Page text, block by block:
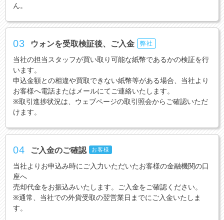
ん。
03 ウォンを受取検証後、ご入金 弊社
当社の担当スタッフが買い取り可能な紙幣であるかの検証を行
います。
申込金額との相違や買取できない紙幣等がある場合、当社より
お客様へ電話またはメールにてご連絡いたします。
※取引進捗状況は、ウェブページの取引照会からご確認いただ
けます。
04 ご入金のご確認 お客様
当社よりお申込み時にご入力いただいたお客様の金融機関の口
座へ
売却代金をお振込みいたします。ご入金をご確認ください。
※通常、当社での外貨受取の翌営業日までにご入金いたしま
す。